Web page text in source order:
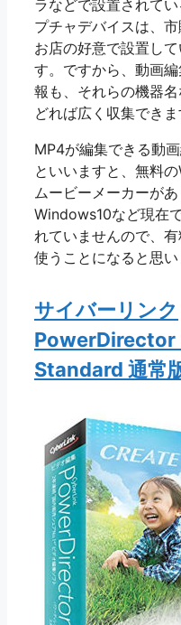
ラなどで設置されて
プチャデバイスは、
お店の好意で設置し
す。ですから、動画
報も、それらの機器
どれば広く収集できま
MP4が編集できる動
といいますと、無料
ムービーメーカーがあ
Windows10など現在
れていませんので、
使うことになると思い
サイバーリンク
PowerDirector
Standard 通常